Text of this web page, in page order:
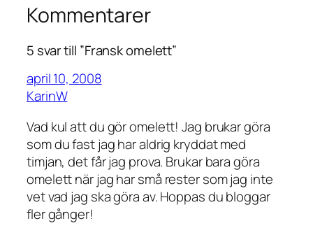
Kommentarer
5 svar till ”Fransk omelett”
april 10, 2008
KarinW
Vad kul att du gör omelett! Jag brukar göra
som du fast jag har aldrig kryddat med
timjan, det får jag prova. Brukar bara göra
omelett när jag har små rester som jag inte
vet vad jag ska göra av. Hoppas du bloggar
fler gånger!